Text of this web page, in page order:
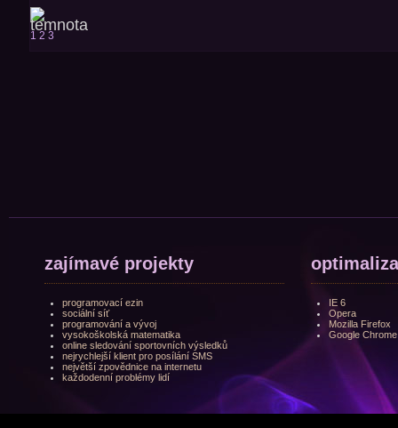
1 2 3
zajímavé projekty
programovací ezin
sociální síť
programování a vývoj
vysokoškolská matematika
online sledování sportovních výsledků
nejrychlejší klient pro posílání SMS
největší zpovědnice na internetu
každodenní problémy lidí
IE 6
Opera
Mozilla Firefox
Google Chrome